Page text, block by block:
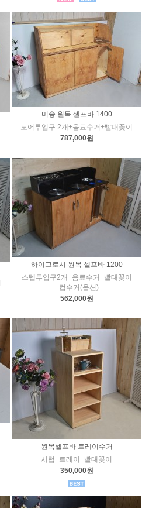
미송 원목 셀프바 1400
도어투입구 2개+음료수거+빨대꽂이
787,000원
하이그로시 원목 셀프바 1200
스텝투입구2개+음료수거+빨대꽂이
+컵수거(옵션)
562,000원
원목셀프바 트레이수거
시럽+트레이+빨대꽂이
350,000원